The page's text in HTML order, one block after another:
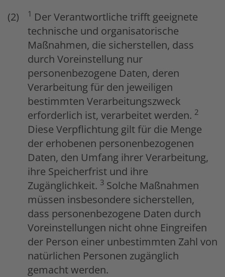
1 Der Verantwortliche trifft geeignete
technische und organisatorische
Maßnahmen, die sicherstellen, dass
durch Voreinstellung nur
personenbezogene Daten, deren
Verarbeitung für den jeweiligen
bestimmten Verarbeitungszweck
erforderlich ist, verarbeitet werden. 2
Diese Verpflichtung gilt für die Menge
der erhobenen personenbezogenen
Daten, den Umfang ihrer Verarbeitung,
ihre Speicherfrist und ihre
Zugänglichkeit. 3 Solche Maßnahmen
müssen insbesondere sicherstellen,
dass personenbezogene Daten durch
Voreinstellungen nicht ohne Eingreifen
der Person einer unbestimmten Zahl von
natürlichen Personen zugänglich
gemacht werden.